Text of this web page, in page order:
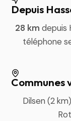
Depuis
28 km depuis
téléphone
Communes
Dilsen (2